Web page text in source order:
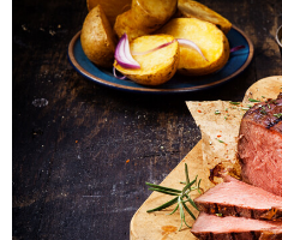
Wanda Cieslak,
musi być super smaczne
Robert Wilkosz,
Czuszka+ piwo + gaśnica